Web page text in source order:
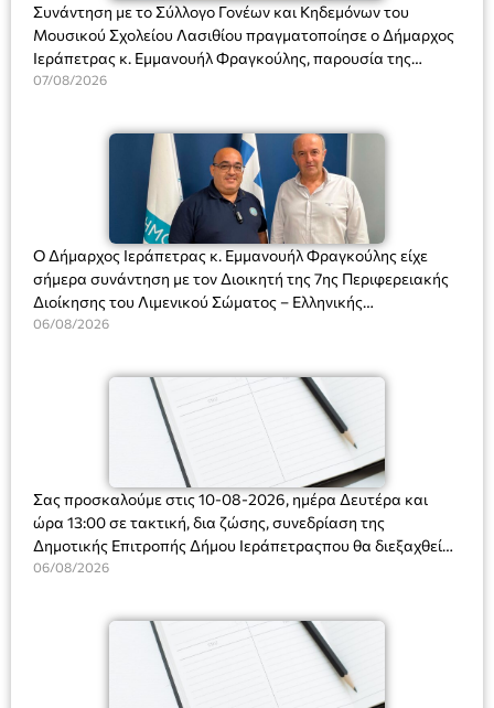
Συνάντηση με το Σύλλογο Γονέων και Κηδεμόνων του
Μουσικού Σχολείου Λασιθίου πραγματοποίησε ο Δήμαρχος
Ιεράπετρας κ. Εμμανουήλ Φραγκούλης, παρουσία της
Διευθύντριας του σχολείου κας Μαριάννας Χαΐτα.
07/08/2026
Ο Δήμαρχος Ιεράπετρας κ. Εμμανουήλ Φραγκούλης είχε
σήμερα συνάντηση με τον Διοικητή της 7ης Περιφερειακής
Διοίκησης του Λιμενικού Σώματος – Ελληνικής
Ακτοφυλακής (Λ.Σ.-ΕΛ.ΑΚΤ.), Αρχιπλοίαρχο Λ.Σ. κ. Ιωάννη
06/08/2026
Σας προσκαλούμε στις 10-08-2026, ημέρα Δευτέρα και
ώρα 13:00 σε τακτική, δια ζώσης, συνεδρίαση της
Δημοτικής Επιτροπής Δήμου Ιεράπετραςπου θα διεξαχθεί
στο Δημοτικό Κατάστημα, Δημοκρατίας 31 στην αίθουσα
και λήψη αποφάσεων στα παρακάτω θέματα:
06/08/2026